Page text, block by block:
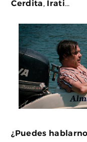
Cerdita, Irati…
¿Puedes